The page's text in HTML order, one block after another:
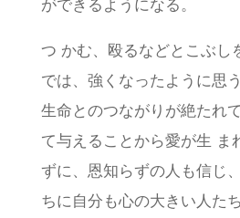
ができるようになる。
つ かむ、殴るなどとこぶし
では、強くなったように思
生命とのつながりが絶たれ
て与えることから愛が生 ま
ずに、恩知らずの人も信じ
ちに自分も心の大きい人た